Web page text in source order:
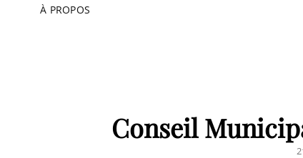
À PROPOS
Conseil